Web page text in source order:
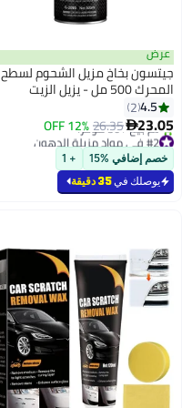
عرض
جيتسون بخاخ مزيل الشحوم لسطح
المحرك 500 مل - يزيل الزيت
والشحوم والأوساخ من محرك
السيارة - GETSUN G-2099
4.5
2
23.05
26.35
12% OFF
#2 في مواد مزيلة الدهون
بتخلّص بسرعة
تم بيع +30 مؤخرًا
#2 في مواد مزيلة الدهون
خصم إضافي %15 + 1
يوصلك في35 دقيقة